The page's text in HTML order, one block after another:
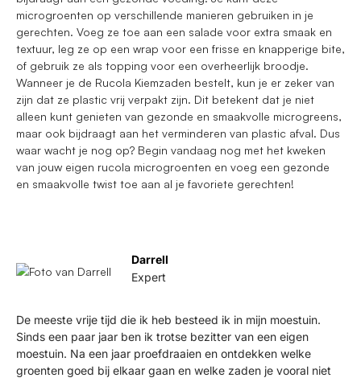
microgroenten op verschillende manieren gebruiken in je
gerechten. Voeg ze toe aan een salade voor extra smaak en
textuur, leg ze op een wrap voor een frisse en knapperige bite,
of gebruik ze als topping voor een overheerlijk broodje.
Wanneer je de Rucola Kiemzaden bestelt, kun je er zeker van
zijn dat ze plastic vrij verpakt zijn. Dit betekent dat je niet
alleen kunt genieten van gezonde en smaakvolle microgreens,
maar ook bijdraagt aan het verminderen van plastic afval. Dus
waar wacht je nog op? Begin vandaag nog met het kweken
van jouw eigen rucola microgroenten en voeg een gezonde
en smaakvolle twist toe aan al je favoriete gerechten!
Darrell
Expert
De meeste vrije tijd die ik heb besteed ik in mijn moestuin.
Sinds een paar jaar ben ik trotse bezitter van een eigen
moestuin. Na een jaar proefdraaien en ontdekken welke
groenten goed bij elkaar gaan en welke zaden je vooral niet